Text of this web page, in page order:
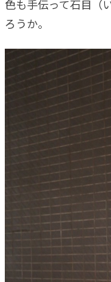
色も手伝って石目（
ろうか。